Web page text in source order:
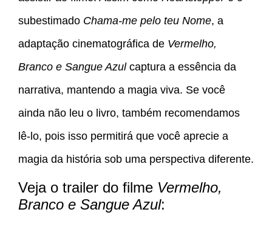
subestimado Chama-me pelo teu Nome, a
adaptação cinematográfica de Vermelho,
Branco e Sangue Azulcaptura a essência da
narrativa, mantendo a magia viva. Se você
ainda não leu o livro, também recomendamos
lê-lo, pois isso permitirá que você aprecie a
magia da história sob uma perspectiva diferente.
Veja o trailer do filme Vermelho,
Branco e Sangue Azul: